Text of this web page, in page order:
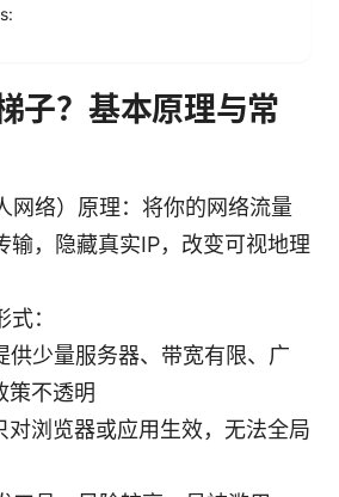
子？基本原理与常
网络）原理：将你的网络流量
输，隐藏真实IP，改变可视地理
：
供少量服务器、带宽有限、广
策不透明
对浏览器或应用生效，无法全局